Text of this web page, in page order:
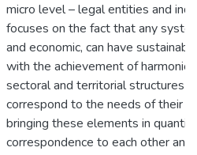
micro level – legal entities and
focuses on the fact that any
and economic, can have
with the achievement of
sectoral and territorial structures
correspond to the needs of their
bringing these elements in
correspondence to each other